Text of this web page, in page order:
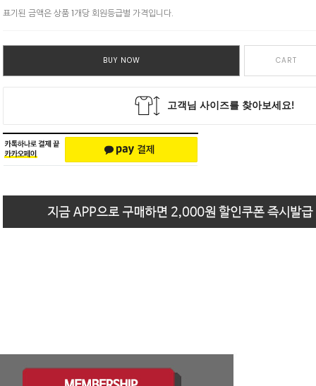
표기된 금액은 상품 1개당 회원등급별 가격입니다.
BUY NOW CART